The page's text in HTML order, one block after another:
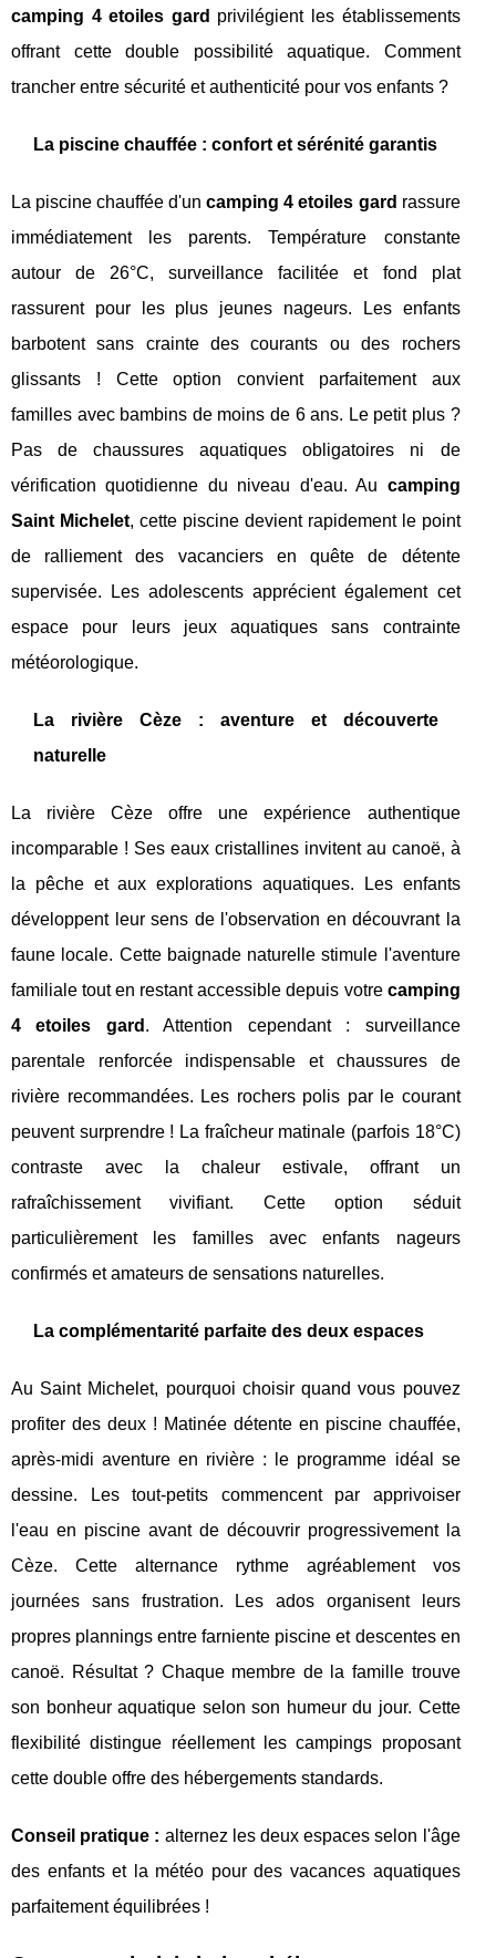
camping 4 etoiles gard privilégient les établissements
offrant cette double possibilité aquatique. Comment
trancher entre sécurité et authenticité pour vos enfants ?
La piscine chauffée : confort et sérénité garantis
La piscine chauffée d'uncamping 4 etoiles gard rassure
immédiatement les parents. Température constante
autour de 26°C, surveillance facilitée et fond plat
rassurent pour les plus jeunes nageurs. Les enfants
barbotent sans crainte des courants ou des rochers
glissants ! Cette option convient parfaitement aux
familles avec bambins de moins de 6 ans. Le petit plus ?
Pas de chaussures aquatiques obligatoires ni de
vérification quotidienne du niveau d'eau. Au camping
Saint Michelet, cette piscine devient rapidement le point
de ralliement des vacanciers en quête de détente
supervisée. Les adolescents apprécient également cet
espace pour leurs jeux aquatiques sans contrainte
météorologique.
La rivière Cèze : aventure et découverte
naturelle
La rivière Cèze offre une expérience authentique
incomparable ! Ses eaux cristallines invitent au canoë, à
la pêche et aux explorations aquatiques. Les enfants
développent leur sens de l'observation en découvrant la
faune locale. Cette baignade naturelle stimule l'aventure
familiale tout en restant accessible depuis votre camping
4 etoiles gard . Attention cependant : surveillance
parentale renforcée indispensable et chaussures de
rivière recommandées. Les rochers polis par le courant
peuvent surprendre ! La fraîcheur matinale (parfois 18°C)
contraste avec la chaleur estivale, offrant un
rafraîchissement vivifiant. Cette option séduit
particulièrement les familles avec enfants nageurs
confirmés et amateurs de sensations naturelles.
La complémentarité parfaite des deux espaces
Au Saint Michelet, pourquoi choisir quand vous pouvez
profiter des deux ! Matinée détente en piscine chauffée,
après-midi aventure en rivière : le programme idéal se
dessine. Les tout-petits commencent par apprivoiser
l'eau en piscine avant de découvrir progressivement la
Cèze. Cette alternance rythme agréablement vos
journées sans frustration. Les ados organisent leurs
propres plannings entre farniente piscine et descentes en
canoë. Résultat ? Chaque membre de la famille trouve
son bonheur aquatique selon son humeur du jour. Cette
flexibilité distingue réellement les campings proposant
cette double offre des hébergements standards.
Conseil pratique : alternez les deux espaces selon l'âge
des enfants et la météo pour des vacances aquatiques
parfaitement équilibrées !